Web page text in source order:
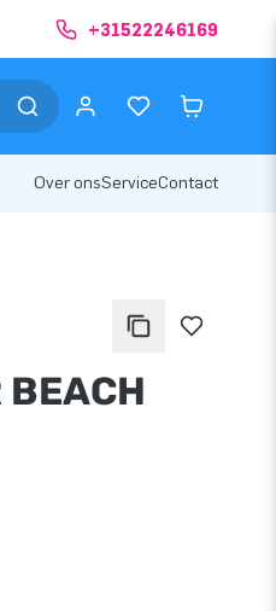
+31522246169
Over onsServiceContact
BEACH